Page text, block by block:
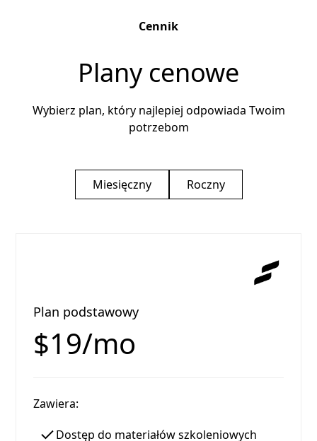
Cennik
Plany cenowe
Wybierz plan, który najlepiej odpowiada Twoim
potrzebom
Miesięczny Roczny
Plan podstawowy
$19/mo
Zawiera:
Dostęp do materiałów szkoleniowych